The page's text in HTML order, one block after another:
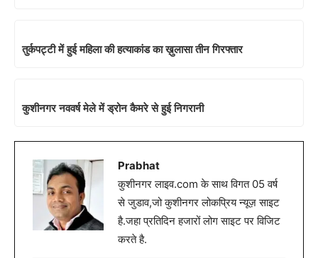
तुर्कपट्टी में हुई महिला की हत्याकांड का ख़ुलासा तीन गिरफ्तार
कुशीनगर नववर्ष मेले में ड्रोन कैमरे से हुई निगरानी
Prabhat
कुशीनगर लाइव.com के साथ विगत 05 वर्ष
से जुडाव,जो कुशीनगर लोकप्रिय न्यूज़ साइट
है.जहा प्रतिदिन हजारों लोग साइट पर विजिट
करते है.